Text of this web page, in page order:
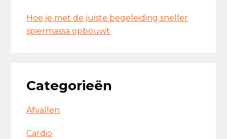
Hoe je met de juiste begeleiding sneller
spiermassa opbouwt
Categorieën
Afvallen
Cardio